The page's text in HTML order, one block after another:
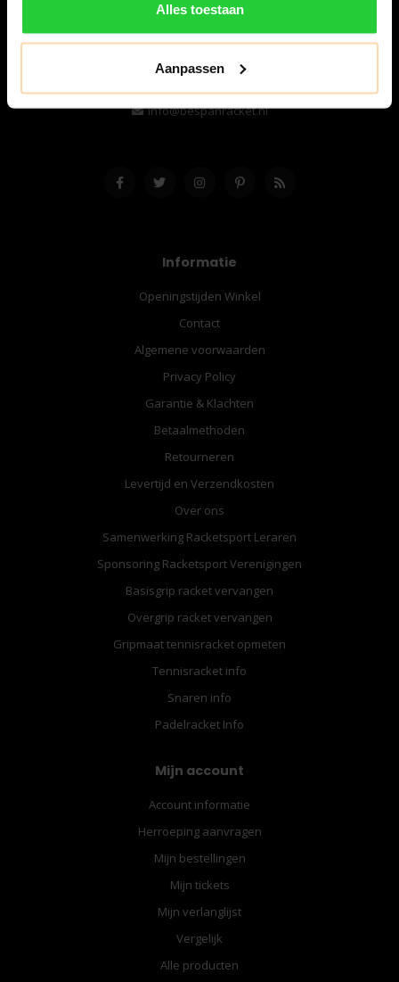
Alles toestaan
Aanpassen
8224 AA Lelystad
Nederland
06-57276080
info@bespanracket.nl
Informatie
Openingstijden Winkel
Contact
Algemene voorwaarden
Privacy Policy
Garantie & Klachten
Betaalmethoden
Retourneren
Levertijd en Verzendkosten
Over ons
Samenwerking Racketsport Leraren
Sponsoring Racketsport Verenigingen
Basisgrip racket vervangen
Overgrip racket vervangen
Gripmaat tennisracket opmeten
Tennisracket info
Snaren info
Padelracket Info
Mijn account
Account informatie
Herroeping aanvragen
Mijn bestellingen
Mijn tickets
Mijn verlanglijst
Vergelijk
Alle producten